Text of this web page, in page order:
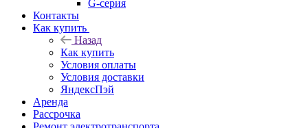
G-серия
Контакты
Как купить
Назад
Как купить
Условия оплаты
Условия доставки
ЯндексПэй
Аренда
Рассрочка